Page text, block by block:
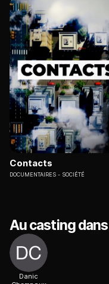
Contacts
DOCUMENTAIRES SOCIÉTÉ
Au casting
Danic